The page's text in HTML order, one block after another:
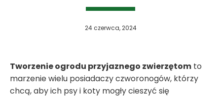
24 czerwca, 2024
Tworzenie ogrodu przyjaznego zwierzętom to
marzenie wielu posiadaczy czworonogów, którzy
chcą, aby ich psy i koty mogły cieszyć się